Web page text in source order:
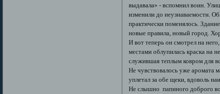
выдавала» - вспомнил воин.
изменили до неузнаваемости.
практически поменялось.
новые правила, новый город.
И вот теперь он смотрел на
местами облупилась краска на
служившая теплым ковром для
Не чувствовалось уже аромата
уплетал за обе щеки, вдоволь
Не слышно папиного доброго